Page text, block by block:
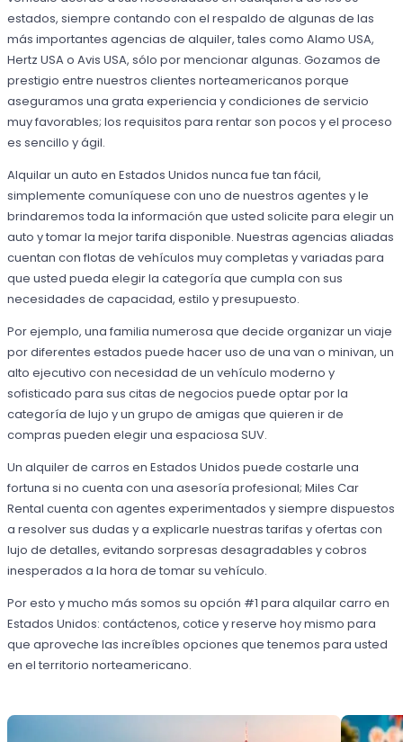
estados, siempre contando con el respaldo de algunas de las
más importantes agencias de alquiler, tales como Alamo USA,
Hertz USA o Avis USA, sólo por mencionar algunas. Gozamos de
prestigio entre nuestros clientes norteamericanos porque
aseguramos una grata experiencia y condiciones de servicio
muy favorables; los requisitos para rentar son pocos y el proceso
es sencillo y ágil.
Alquilar un auto en Estados Unidos nunca fue tan fácil,
simplemente comuníquese con uno de nuestros agentes y le
brindaremos toda la información que usted solicite para elegir un
auto y tomar la mejor tarifa disponible. Nuestras agencias aliadas
cuentan con flotas de vehículos muy completas y variadas para
que usted pueda elegir la categoría que cumpla con sus
necesidades de capacidad, estilo y presupuesto.
Por ejemplo, una familia numerosa que decide organizar un viaje
por diferentes estados puede hacer uso de una van o minivan, un
alto ejecutivo con necesidad de un vehículo moderno y
sofisticado para sus citas de negocios puede optar por la
categoría de lujo y un grupo de amigas que quieren ir de
compras pueden elegir una espaciosa SUV.
Un alquiler de carros en Estados Unidos puede costarle una
fortuna si no cuenta con una asesoría profesional; Miles Car
Rental cuenta con agentes experimentados y siempre dispuestos
a resolver sus dudas y a explicarle nuestras tarifas y ofertas con
lujo de detalles, evitando sorpresas desagradables y cobros
inesperados a la hora de tomar su vehículo.
Por esto y mucho más somos su opción #1 para alquilar carro en
Estados Unidos: contáctenos, cotice y reserve hoy mismo para
que aproveche las increíbles opciones que tenemos para usted
en el territorio norteamericano.